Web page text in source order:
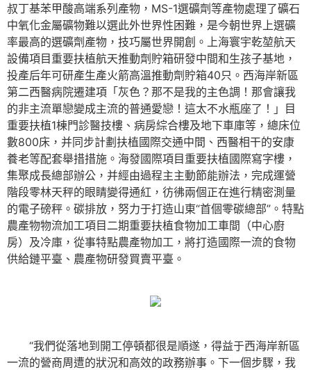
叔丁基苯甲酸高端系列產物，MS-1選礦劑等產物處理了礦石
中氧化金屬礦物難以選此外世界性困難，是今朝世界上選礦
率最高的選礦劑產物，技巧屬世界開創。上海寰宇乾堃航天
設備項目重要扶植航天推動劑貯箱研發中間和生孩子基地，
投產后年可研產生產火箭高溫推動劑貯箱40只。西海岸新區
第二西醫病院遷建項「灰色？那不是我的主色調！那會讓我
的非主流單戀變成主流的普通愛戀！這太不水瓶座了！」目
重要扶植1棟門診醫技樓、病房綜合樓及地下車庫等，總床位
數800床，并同步計劃扶植國際交通中間、西醫相干的安康
養老等配套舉措措施。海發國際項目重要扶植國際寫字樓，
集聚成長總部辦公，并經由過程主主動節能辦法，完成運營
階段零林天秤的眼睛變得通紅，彷彿兩個正在進行精密測量
的電子磅秤。碳排放，努力于打造山東“首個零碳總部”。特點
農產物物流加工項目二期重要扶植食物加工車間（中心廚
房）及冷庫，從事特點農產物加工，將打造國際一流的食物
供給鏈平臺、農產物研發買賣平臺。
“我們從落地到開工停頓都很是順遂，得益于西海岸新區
一流的營商周遭的狀況和高效的政務辦事。下一個步驟，我